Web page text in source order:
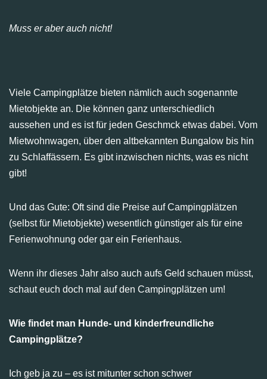
Muss er aber auch nicht!
Viele Campingplätze bieten nämlich auch sogenannte
Mietobjekte an. Die können ganz unterschiedlich
aussehen und es ist für jeden Geschmck etwas dabei. Vom
Mietwohnwagen, über den altbekannten Bungalow bis hin
zu Schlaffässern. Es gibt inzwischen nichts, was es nicht
gibt!
Und das Gute: Oft sind die Preise auf Campingplätzen
(selbst für Mietobjekte) wesentlich günstiger als für eine
Ferienwohnung oder gar ein Ferienhaus.
Wenn ihr dieses Jahr also auch aufs Geld schauen müsst,
schaut euch doch mal auf den Campingplätzen um!
Wie findet man Hunde- und kinderfreundliche
Campingplätze?
Ich geb ja zu – es ist mitunter schon schwer